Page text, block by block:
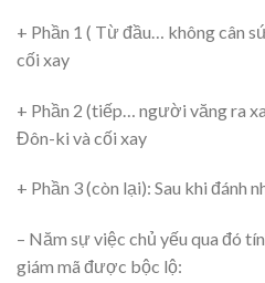
+ Phần 1 ( Từ đầu… không cân
cối xay
+ Phần 2 (tiếp… người văng ra
Đôn-ki và cối xay
+ Phần 3 (còn lại): Sau khi đánh
– Năm sự việc chủ yếu qua đó
giám mã được bộc lộ: